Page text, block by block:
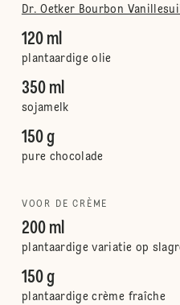
Dr. Oetker Bourbon
120 ml
plantaardige olie
350 ml
sojamelk
150 g
pure chocolade
VOOR DE CRÈME
200 ml
plantaardige variatie op
150 g
plantaardige crème fraîche